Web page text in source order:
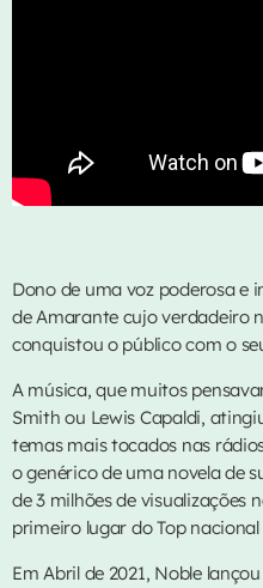
LISTA COMPLETA
Dono de uma voz poderosa e
de Amarante cujo verdadeiro
conquistou o público com o
A música, que muitos
Smith ou Lewis Capaldi,
temas mais tocados nas
o genérico de uma novela de
de 3 milhões de visualizações
primeiro lugar do Top nacional
Em Abril de 2021, Noble